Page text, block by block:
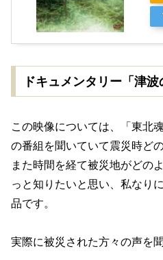
ドキュメンタリー「津波
この映像については、「東北
の番組を聞いていて震災時ど
また時間を経て被災地がどの
っと知りたいと思い、私なり
品です。
実際に被災された方々の声を